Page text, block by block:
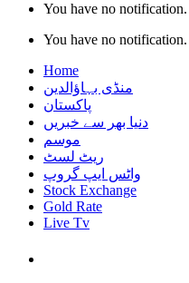
You have no notification.
You have no notification.
Home
منڈی بہاؤالدین
پاکستان
دنیا بھر سے خبریں
موسم
ریٹ لسٹ
واٹس ایپ گروپ
Stock Exchange
Gold Rate
Live Tv